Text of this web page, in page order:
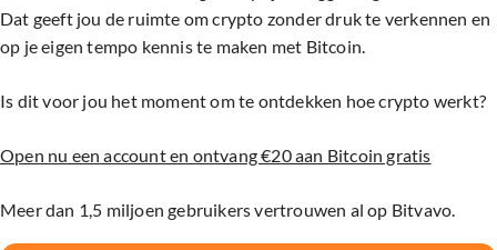
Dat geeft jou de ruimte om crypto zonder druk te verkennen en
op je eigen tempo kennis te maken met Bitcoin.
Is dit voor jou het moment om te ontdekken hoe crypto werkt?
Open nu een account en ontvang €20 aan Bitcoin gratis
Meer dan 1,5 miljoen gebruikers vertrouwen al op Bitvavo.